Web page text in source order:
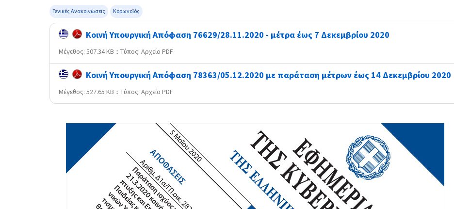
Γενικές Ανακοινώσεις Κορωνοϊός
Κοινή Υπουργική Απόφαση 76629/28.11.2020 - μέτρα έως 7 Δεκεμβρίου 2020
Mέγεθος: 507.34 KB :: Τύπος: Αρχείο PDF
Κοινή Υπουργική Απόφαση 78363/05.12.2020 με παράταση μέτρων έως 14 Δεκεμβρίου 2020
Mέγεθος: 527.65 KB :: Τύπος: Αρχείο PDF